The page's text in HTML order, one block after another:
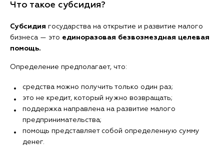
Что такое субсидия?
Субсидия государства на открытие и развитие малого
бизнеса — это единоразовая безвозмездная целевая
помощь.
Определение предполагает, что:
средства можно получить только один раз;
это не кредит, который нужно возвращать;
поддержка направлена на развитие малого
предпринимательства;
помощь представляет собой определенную сумму
денег.